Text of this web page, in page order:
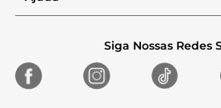
Siga Nossas Redes